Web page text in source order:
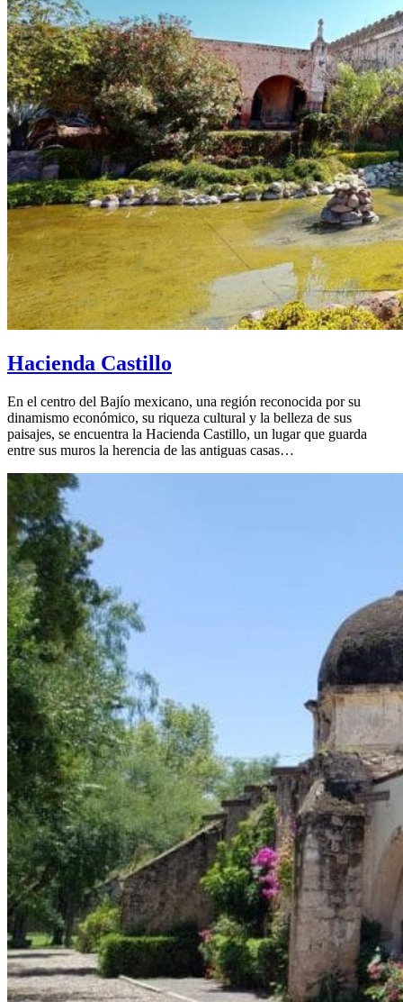
Hacienda Castillo
En el centro del Bajío mexicano, una región reconocida por su
dinamismo económico, su riqueza cultural y la belleza de sus
paisajes, se encuentra la Hacienda Castillo, un lugar que guarda
entre sus muros la herencia de las antiguas casas…